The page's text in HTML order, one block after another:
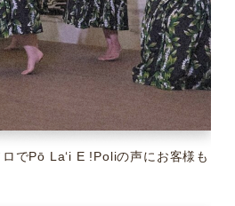
でPō Laʻi E !Poliの声にお客様も